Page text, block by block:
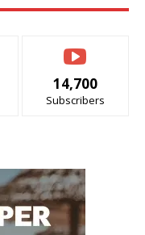
14,700
Subscribers